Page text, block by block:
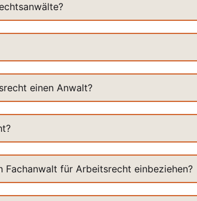
einen Anwalt?
Fachanwalt für Arbeitsrecht einbeziehen?